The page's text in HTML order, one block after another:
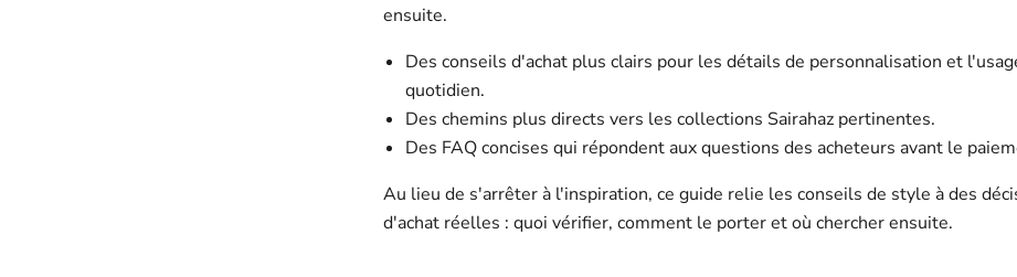
ensuite.
Des conseils d'achat plus clairs pour les détails de personnalisation et
quotidien.
Des chemins plus directs vers les collections Sairahaz pertinentes.
Des FAQ concises qui répondent aux questions des acheteurs avant le
Au lieu de s'arrêter à l'inspiration, ce guide relie les conseils de style à des
d'achat réelles : quoi vérifier, comment le porter et où chercher ensuite.